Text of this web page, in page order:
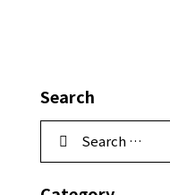
Search